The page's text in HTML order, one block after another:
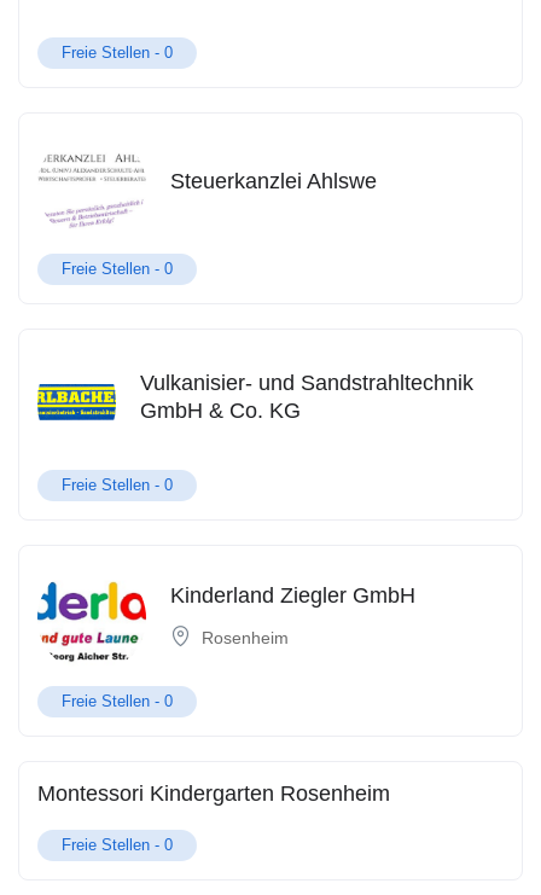
Freie Stellen - 0
Steuerkanzlei Ahlswe
Freie Stellen - 0
Vulkanisier- und Sandstrahltechnik
GmbH & Co. KG
Freie Stellen - 0
Kinderland Ziegler GmbH
Rosenheim
Freie Stellen - 0
Montessori Kindergarten Rosenheim
Freie Stellen - 0